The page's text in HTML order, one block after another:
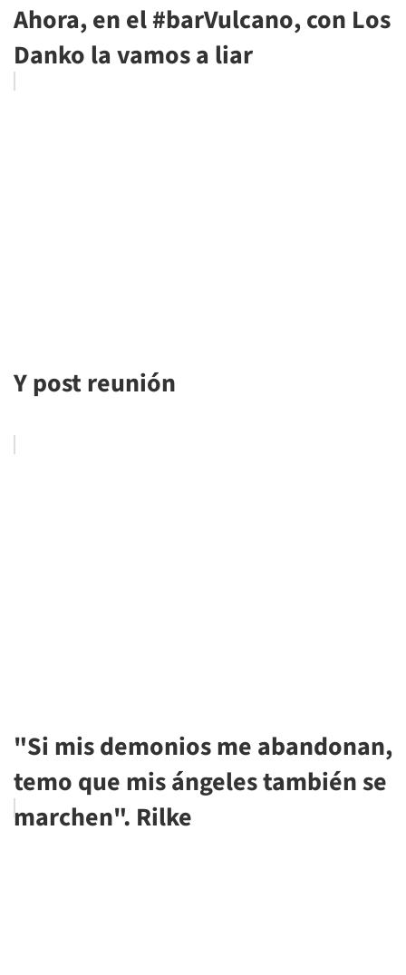
Ahora, en el #barVulcano, con Los
Danko la vamos a liar
Y post reunión
"Si mis demonios me abandonan,
temo que mis ángeles también se
marchen". Rilke